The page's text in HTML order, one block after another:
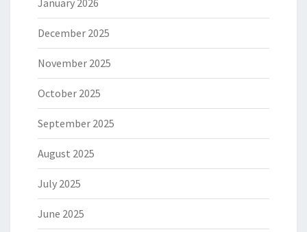
January 2026
December 2025
November 2025
October 2025
September 2025
August 2025
July 2025
June 2025